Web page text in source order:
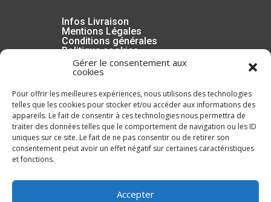
Gérer le consentement aux
cookies
Pour offrir les meilleures expériences, nous utilisons des technologies
telles que les cookies pour stocker et/ou accéder aux informations des
appareils. Le fait de consentir à ces technologies nous permettra de
traiter des données telles que le comportement de navigation ou les ID
uniques sur ce site. Le fait de ne pas consentir ou de retirer son
consentement peut avoir un effet négatif sur certaines caractéristiques
et fonctions.
Accepter
Infos Livraison
Mentions Légales
Conditions générales
Politique cookies